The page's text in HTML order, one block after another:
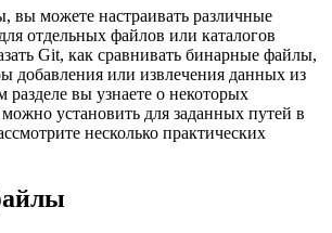
вы можете настраивать различные
отдельных файлов или каталогов
Git, как сравнивать бинарные файлы,
добавления или извлечения данных из
разделе вы узнаете о некоторых
установить для заданных путей в
несколько практических